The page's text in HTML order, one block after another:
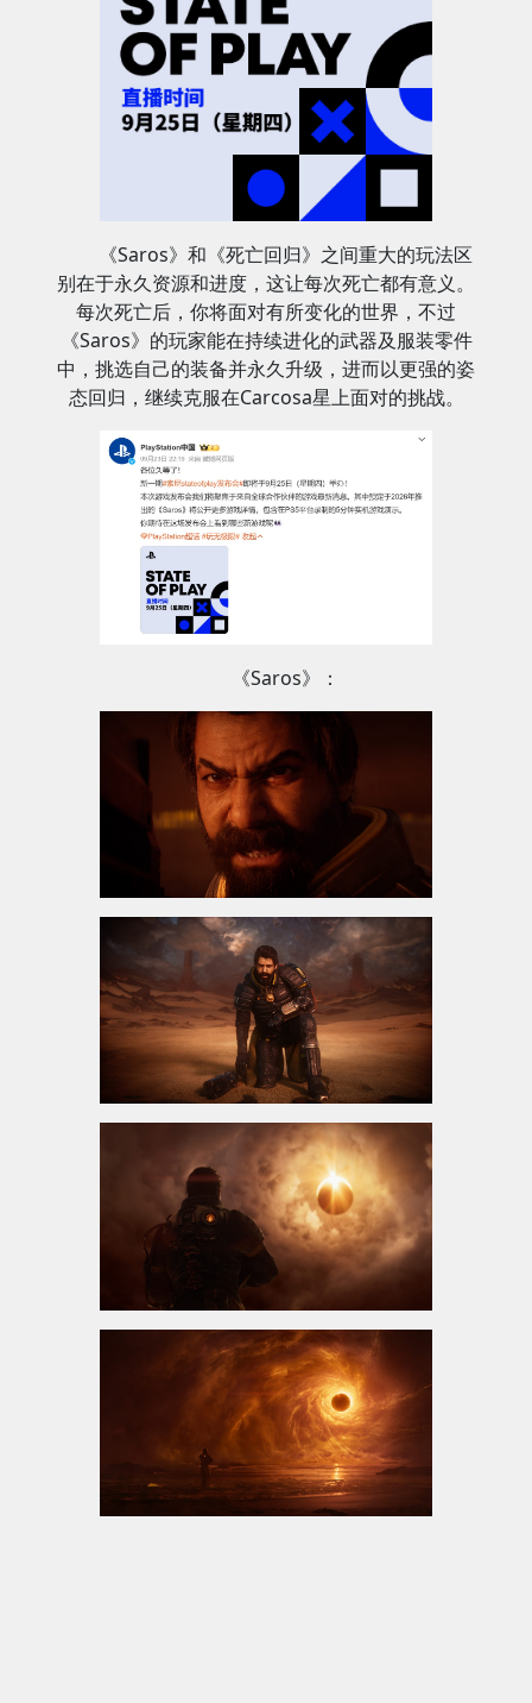
《Saros》和《死亡回归》之间重大的玩法区
别在于永久资源和进度，这让每次死亡都有意义。
每次死亡后，你将面对有所变化的世界，不过
《Saros》的玩家能在持续进化的武器及服装零件
中，挑选自己的装备并永久升级，进而以更强的姿
态回归，继续克服在Carcosa星上面对的挑战。
《Saros》：